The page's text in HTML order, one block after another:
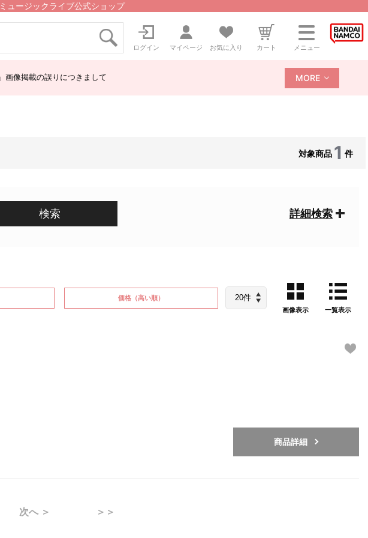
ュージックライブ公式ショップ
ログイン マイページ お気に入り カート メニュー
画像掲載の誤りにつきまして MORE
対象商品 1 件
検索 詳細検索
価格（高い順）
画像表示
一覧表示
商品詳細
次へ ＞ ＞＞